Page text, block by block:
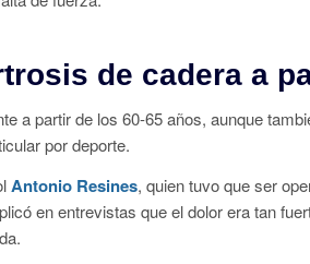
de cadera a
a partir de los 60-65 años, aunque
por deporte.
Antonio Resines, quien tuvo que ser
en entrevistas que el dolor era tan